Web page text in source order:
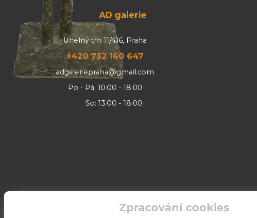
AD galerie
Uhelný trh 11/416, Praha
+420 732 160 647
adgaleriepraha@gmail.com
Po - Pá: 10:00 - 18:00
So: 13:00 - 18:00
Zpracování cookies